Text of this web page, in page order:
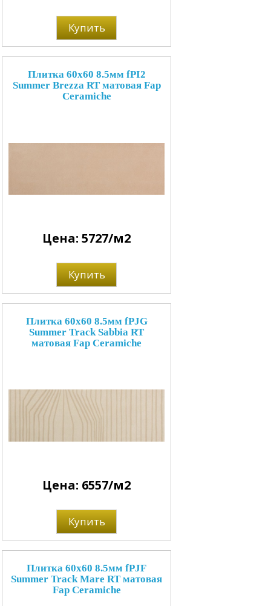
Купить
Плитка 60x60 8.5мм fPI2
Summer Brezza RT матовая Fap
Ceramiche
Цена: 5727/м2
Купить
Плитка 60x60 8.5мм fPJG
Summer Track Sabbia RT
матовая Fap Ceramiche
Цена: 6557/м2
Купить
Плитка 60x60 8.5мм fPJF
Summer Track Mare RT матовая
Fap Ceramiche